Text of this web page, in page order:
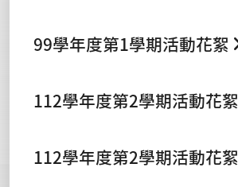
99學年度第1學期活動花絮
112學年度第2學期活動花絮
112學年度第2學期活動花絮